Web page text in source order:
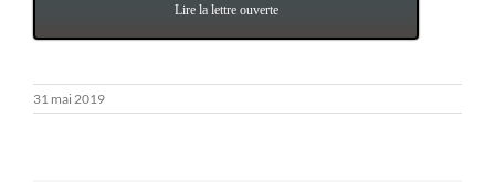
Lire la lettre ouverte
31 mai 2019